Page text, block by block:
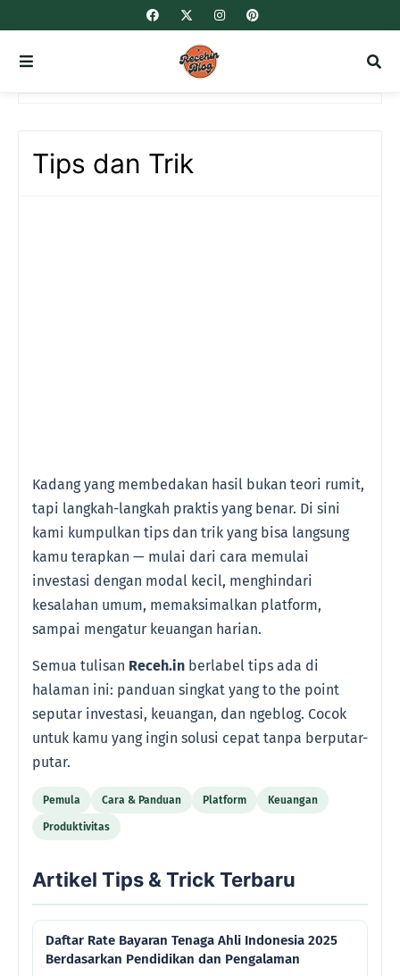
Tips dan Trik
Kadang yang membedakan hasil bukan teori rumit,
tapi langkah-langkah praktis yang benar. Di sini
kami kumpulkan tips dan trik yang bisa langsung
kamu terapkan — mulai dari cara memulai
investasi dengan modal kecil, menghindari
kesalahan umum, memaksimalkan platform,
sampai mengatur keuangan harian.
Semua tulisan Receh.in berlabel tips ada di
halaman ini: panduan singkat yang to the point
seputar investasi, keuangan, dan ngeblog. Cocok
untuk kamu yang ingin solusi cepat tanpa berputar-
putar.
Pemula Cara & Panduan Platform Keuangan
Produktivitas
Artikel Tips & Trick Terbaru
Daftar Rate Bayaran Tenaga Ahli Indonesia 2025
Berdasarkan Pendidikan dan Pengalaman